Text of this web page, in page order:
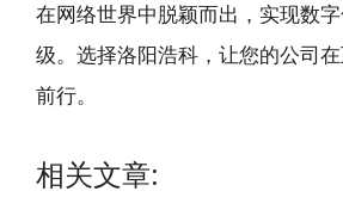
在网络世界中脱颖而出，实现数
级。选择洛阳浩科，让您的公司
前行。
相关文章: